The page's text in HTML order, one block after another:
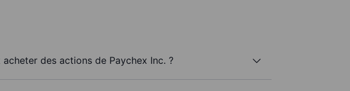
acheter des actions de Paychex Inc. ?